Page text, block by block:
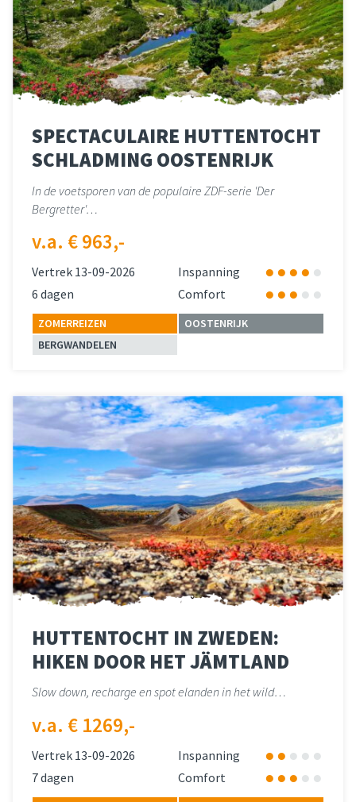
SPECTACULAIRE HUTTENTOCHT
SCHLADMING OOSTENRIJK
In de voetsporen van de populaire ZDF-serie 'Der
Bergretter'…
v.a. € 963,-
Vertrek 13-09-2026
Inspanning
6 dagen
Comfort
ZOMERREIZEN
OOSTENRIJK
BERGWANDELEN
HUTTENTOCHT IN ZWEDEN:
HIKEN DOOR HET JÄMTLAND
Slow down, recharge en spot elanden in het wild…
v.a. € 1269,-
Vertrek 13-09-2026
Inspanning
7 dagen
Comfort